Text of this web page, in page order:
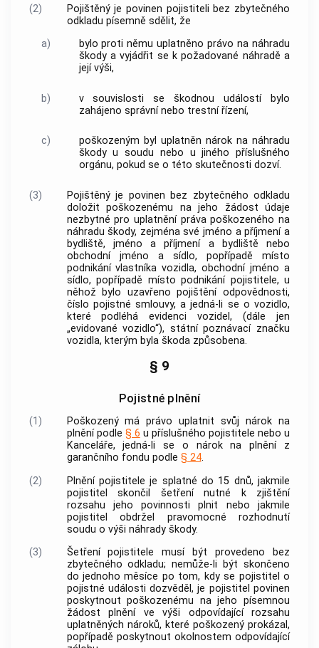
(2)
Pojištěný je povinen pojistiteli bez zbytečného
odkladu písemně sdělit, že
a)
bylo proti němu uplatněno právo na náhradu
škody a vyjádřit se k požadované náhradě a
její výši,
b)
v souvislosti se škodnou událostí bylo
zahájeno správní nebo trestní řízení,
c)
poškozeným byl uplatněn nárok na náhradu
škody u soudu nebo u jiného příslušného
orgánu, pokud se o této skutečnosti dozví.
(3)
Pojištěný je povinen bez zbytečného odkladu
doložit poškozenému na jeho žádost údaje
nezbytné pro uplatnění práva poškozeného na
náhradu škody, zejména své jméno a příjmení a
bydliště, jméno a příjmení a bydliště nebo
obchodní jméno a sídlo, popřípadě místo
podnikání vlastníka vozidla, obchodní jméno a
sídlo, popřípadě místo podnikání pojistitele, u
něhož bylo uzavřeno pojištění odpovědnosti,
číslo pojistné smlouvy, a jedná-li se o vozidlo,
které podléhá evidenci vozidel, (dále jen
„evidované vozidlo“), státní poznávací značku
vozidla, kterým byla škoda způsobena.
§ 9
Pojistné plnění
(1)
Poškozený má právo uplatnit svůj nárok na
plnění podle § 6 u příslušného pojistitele nebo u
Kanceláře, jedná-li se o nárok na plnění z
garančního fondu podle § 24.
(2)
Plnění pojistitele je splatné do 15 dnů, jakmile
pojistitel skončil šetření nutné k zjištění
rozsahu jeho povinnosti plnit nebo jakmile
pojistitel obdržel pravomocné rozhodnutí
soudu o výši náhrady škody.
(3)
Šetření pojistitele musí být provedeno bez
zbytečného odkladu; nemůže-li být skončeno
do jednoho měsíce po tom, kdy se pojistitel o
pojistné události dozvěděl, je pojistitel povinen
poskytnout poškozenému na jeho písemnou
žádost plnění ve výši odpovídající rozsahu
uplatněných nároků, které poškozený prokázal,
popřípadě poskytnout okolnostem odpovídající